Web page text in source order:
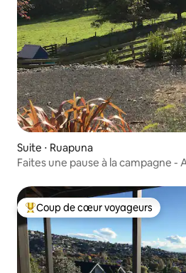
Suite ⋅ Ruapuna
Faites une pause à la campagne -
Coups de cœur voyageurs les plus
Coup de cœur voyageurs